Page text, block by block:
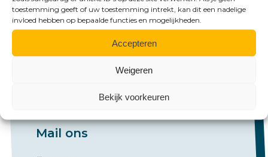
toestemming geeft of uw toestemming intrekt, kan dit een nadelige
invloed hebben op bepaalde functies en mogelijkheden.
Accepteren
Weigeren
Bekijk voorkeuren
Groningen:
+31 (0)50 526 65 33
Mail ons